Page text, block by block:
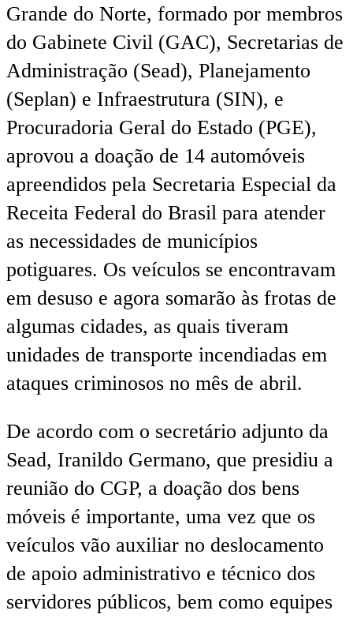
Grande do Norte, formado por membros
do Gabinete Civil (GAC), Secretarias de
Administração (Sead), Planejamento
(Seplan) e Infraestrutura (SIN), e
Procuradoria Geral do Estado (PGE),
aprovou a doação de 14 automóveis
apreendidos pela Secretaria Especial da
Receita Federal do Brasil para atender
as necessidades de municípios
potiguares. Os veículos se encontravam
em desuso e agora somarão às frotas de
algumas cidades, as quais tiveram
unidades de transporte incendiadas em
ataques criminosos no mês de abril.
De acordo com o secretário adjunto da
Sead, Iranildo Germano, que presidiu a
reunião do CGP, a doação dos bens
móveis é importante, uma vez que os
veículos vão auxiliar no deslocamento
de apoio administrativo e técnico dos
servidores públicos, bem como equipes